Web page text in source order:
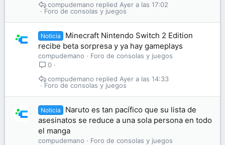
Foro de consolas y juegos
Ayer a las 17:02
compudemano
Noticia
Minecraft Nintendo Switch 2 Edition
recibe beta sorpresa y ya hay gameplays
compudemano
Foro de consolas y juegos
0
Foro de consolas y juegos
Ayer a las 14:33
compudemano
Noticia
Naruto es tan pacífico que su lista de
asesinatos se reduce a una sola persona en todo
el manga
compudemano
Foro de consolas y juegos